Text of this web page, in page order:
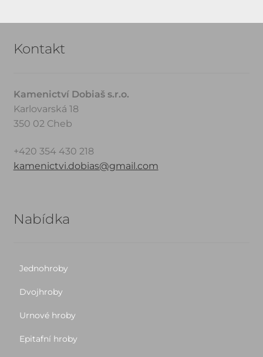
Kontakt
Kamenictví Dobiaš s.r.o.
Karlovarská 18
350 02 Cheb
+420 354 430 218
kamenictvi.dobias@gmail.com
Nabídka
Jednohroby
Dvojhroby
Urnové hroby
Epitafní hroby